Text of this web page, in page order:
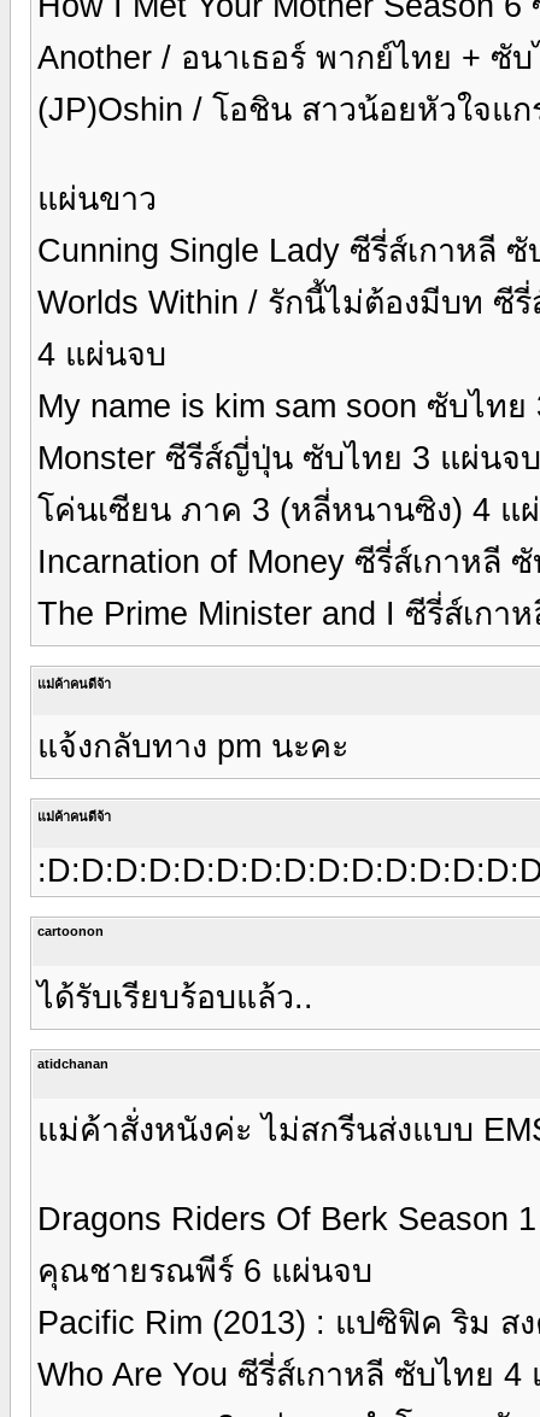
Another / อนาเธอร์ พากย์ไทย + ซั
(JP)Oshin / โอชิน สาวน้อยหัวใจแ
แผ่นขาว
Cunning Single Lady ซีรี่ส์เกาหลี
Worlds Within / รักนี้ไม่ต้องมีบท ซี
4 แผ่นจบ
My name is kim sam soon ซับไท
Monster ซีรีส์ญี่ปุ่น ซับไทย 3 แผ่นจ
โค่นเซียน ภาค 3 (หลี่หนานซิง) 4 แ
Incarnation of Money ซีรี่ส์เกาหลี
The Prime Minister and I ซีรี่ส์เก
แม่ค้าคนดีจ้า
แจ้งกลับทาง pm นะคะ
แม่ค้าคนดีจ้า
cartoonon
ได้รับเรียบร้อบแล้ว..
atidchanan
แม่ค้าสั่งหนังค่ะ ไม่สกรีนส่งแบบ
Dragons Riders Of Berk Season
คุณชายรณพีร์ 6 แผ่นจบ
Pacific Rim (2013) : แปซิฟิค ริม ส
Who Are You ซีรี่ส์เกาหลี ซับไทย 4